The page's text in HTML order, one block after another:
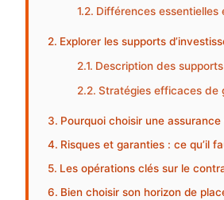
Différences
Explorer les supports
Description des
Stratégies efficaces de
Pourquoi choisir une
Risques et garanties : ce qu’il
Les opérations clés sur le
Bien choisir son horizon de